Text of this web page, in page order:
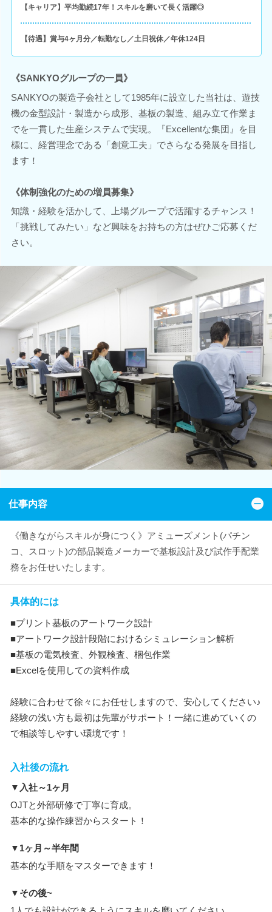
【キャリア】平均勤続17年！スキルを磨いて長く活躍◎
【待遇】賞与4ヶ月分／転勤なし／土日祝休／年休124日
《SANKYOグループの一員》
SANKYOの製造子会社として1985年に設立した当社は、遊技
機の金型設計・製造から成形、基板の製造、組み立て作業ま
でを一貫した生産システムで実現。『Excellentな集団』を目
標に、経営理念である「創意工夫」でさらなる発展を目指し
ます！
《体制強化のための増員募集》
知識・経験を活かして、上場グループで活躍するチャンス！
「挑戦してみたい」など興味をお持ちの方はぜひご応募くだ
さい。
仕事内容
《働きながらスキルが身につく》アミューズメント(パチン
コ、スロット)の部品製造メーカーで基板設計及び試作手配業
務をお任せいたします。
具体的には
■プリント基板のアートワーク設計
■アートワーク設計段階におけるシミュレーション解析
■基板の電気検査、外観検査、梱包作業
■Excelを使用しての資料作成
経験に合わせて徐々にお任せしますので、安心してください♪
経験の浅い方も最初は先輩がサポート！一緒に進めていくの
で相談等しやすい環境です！
入社後の流れ
▼入社～1ヶ月
OJTと外部研修で丁寧に育成。
基本的な操作練習からスタート！
▼1ヶ月～半年間
基本的な手順をマスターできます！
▼その後~